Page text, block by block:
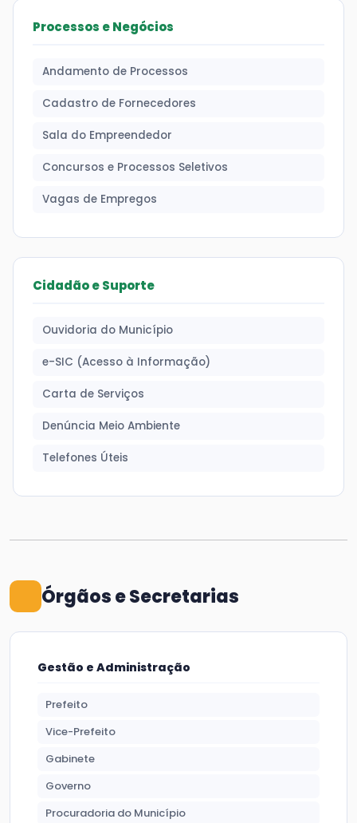
Processos e Negócios
Andamento de Processos
Cadastro de Fornecedores
Sala do Empreendedor
Concursos e Processos Seletivos
Vagas de Empregos
Cidadão e Suporte
Ouvidoria do Município
e-SIC (Acesso à Informação)
Carta de Serviços
Denúncia Meio Ambiente
Telefones Úteis
Órgãos e Secretarias
Gestão e Administração
Prefeito
Vice-Prefeito
Gabinete
Governo
Procuradoria do Município